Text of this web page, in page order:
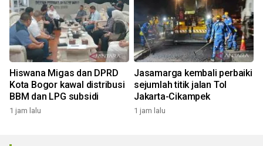
Hiswana Migas dan DPRD
Kota Bogor kawal distribusi
BBM dan LPG subsidi
1 jam lalu
Jasamarga kembali perbaiki
sejumlah titik jalan Tol
Jakarta-Cikampek
1 jam lalu